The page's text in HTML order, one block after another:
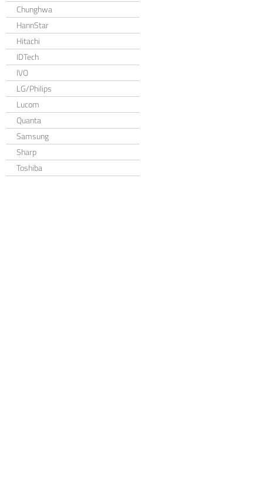
Chunghwa
HannStar
Hitachi
IDTech
IVO
LG/Philips
Lucom
Quanta
Samsung
Sharp
Toshiba